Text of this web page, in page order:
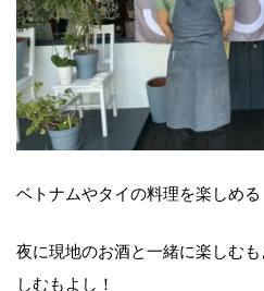
ベトナムやタイの料理を楽しめる
夜に現地のお酒と一緒に楽しむ
しむもよし！